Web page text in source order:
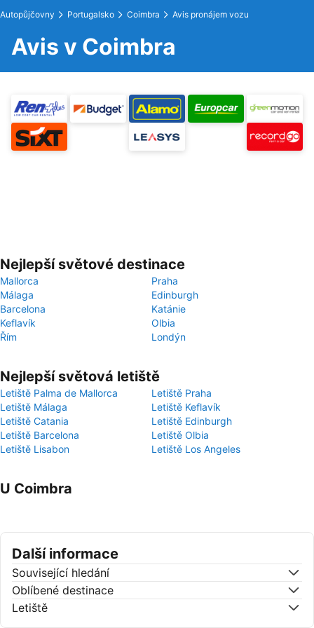
Autopůjčovny Portugalsko Coimbra Avis pronájem vozu
Avis v Coimbra
Nejlepší světové destinace
Mallorca
Praha
Málaga
Edinburgh
Barcelona
Katánie
Keflavík
Olbia
Řím
Londýn
Nejlepší světová letiště
Letiště Palma de Mallorca
Letiště Praha
Letiště Málaga
Letiště Keflavík
Letiště Catania
Letiště Edinburgh
Letiště Barcelona
Letiště Olbia
Letiště Lisabon
Letiště Los Angeles
U Coimbra
Další informace
Související hledání
Oblíbené destinace
Letiště